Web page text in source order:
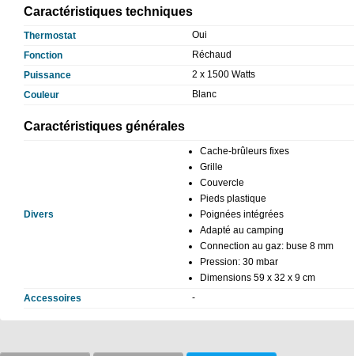
Caractéristiques techniques
Thermostat
Oui
Fonction
Réchaud
Puissance
2 x 1500 Watts
Couleur
Blanc
Caractéristiques générales
Divers
Cache-brûleurs fixes
Grille
Couvercle
Pieds plastique
Poignées intégrées
Adapté au camping
Connection au gaz: buse 8 mm
Pression: 30 mbar
Dimensions 59 x 32 x 9 cm
Accessoires
-